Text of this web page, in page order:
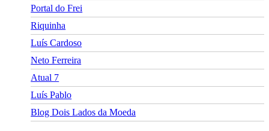
Portal do Frei
Riquinha
Luís Cardoso
Neto Ferreira
Atual 7
Luís Pablo
Blog Dois Lados da Moeda